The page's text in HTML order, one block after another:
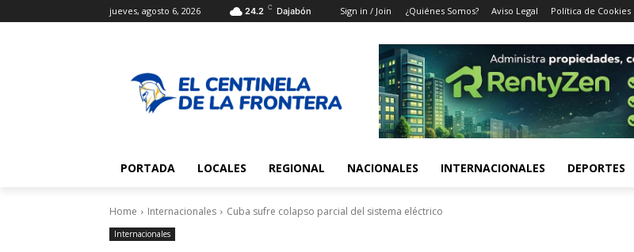
jueves, agosto 6, 2026 24.2 C Dajabón Sign in / Join ¿Quiénes Somos? Aviso Legal Política de Cookies
PORTADA LOCALES REGIONAL NACIONALES INTERNACIONALES DEPORTES
Home Internacionales Cuba sufre colapso parcial del sistema eléctrico
Internacionales